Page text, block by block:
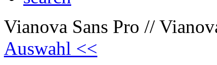
Vianova Sans Pro //
Auswahl <<